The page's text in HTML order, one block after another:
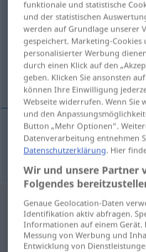
Übersicht aller
(Für mehr Details die
contenedor para
contenedormpara
funktionale und statistische
und der statistischen
werden auf Grundlage unserer
gespeichert. Marketing-
personalisierter Werbung
durch einen Klick auf den
geben. Klicken Sie ansonsten
können Ihre Einwilligung
Webseite widerrufen. Wenn Sie
und den
Button „Mehr Optionen“.
Datenverarbeitung entnehmen
Datenschutzerklärung. Hier
Wir und unsere Partner
Folgendes
Genaue Geolocation-Daten
Identifikation aktiv abfragen.
Informationen auf einem Gerät.
Messung von Werbung und
Entwicklung von